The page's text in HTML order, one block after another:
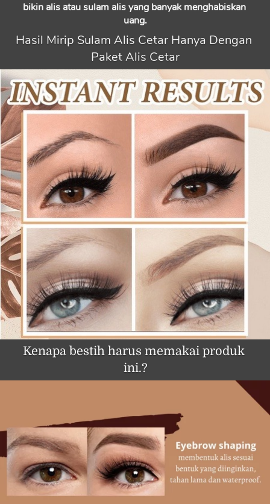
bikin alis atau sulam alis yang banyak menghabiskan
uang.
Hasil Mirip Sulam Alis Cetar Hanya Dengan
Paket Alis Cetar
Kenapa bestih harus memakai produk
ini.?